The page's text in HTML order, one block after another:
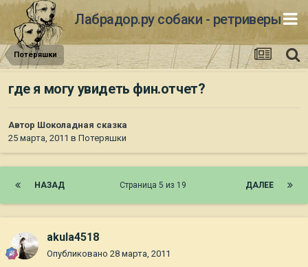
Лабрадор.ру собаки - ретриверы
Потеряшки
где я могу увидеть фин.отчет?
Автор Шоколадная сказка
25 марта, 2011 в Потеряшки
НАЗАД ДАЛЕЕ
Страница 5 из 19
akula4518
Опубликовано 28 марта, 2011